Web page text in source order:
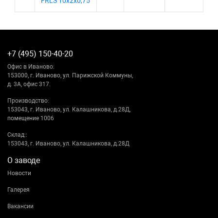
+7 (495) 150-40-20
Офис в Иваново:
153000, г. Иваново, ул. Парижской Коммуны,
д. 3А, офис 317.
Производство:
153043, г. Иваново, ул. Калашникова, д.28Д,
помещение 1006
Склад::
153043, г. Иваново, ул. Калашникова, д.28Д
О заводе
Новости
Галерея
Вакансии